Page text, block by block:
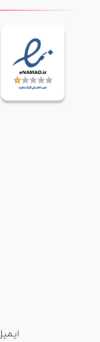
ایمیل